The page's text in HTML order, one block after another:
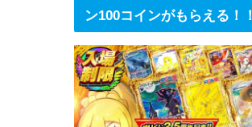
ン100コインがもらえる！！